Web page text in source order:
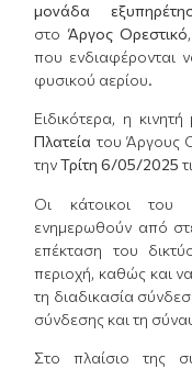
μονάδα
στο Άργος Ορεστικό
που ενδιαφέρονται
φυσικού αερίου.
Ειδικότερα, η
Πλατεία του Άργους
τηνΤρίτη 6/05/2025
Οι κάτοικοι του
ενημερωθούν από
επέκταση του
περιοχή, καθώς και
τη διαδικασία
σύνδεσης και τη
Στο πλαίσιο της